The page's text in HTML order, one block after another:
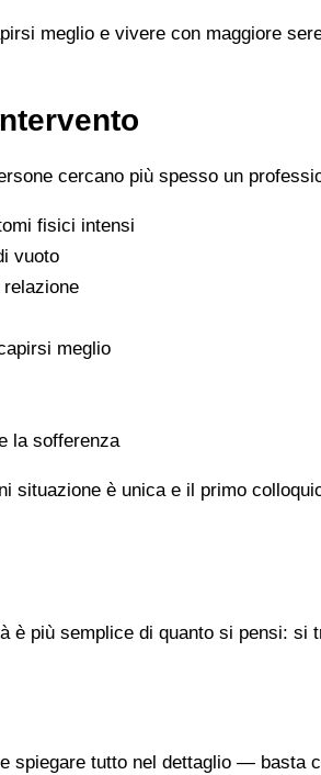
meglio e vivere con maggiore
cercano più spesso un
fisici intensi
vuoto
meglio
la sofferenza
situazione è unica e il primo
è più semplice di quanto si pensi: si
spiegare tutto nel dettaglio — basta